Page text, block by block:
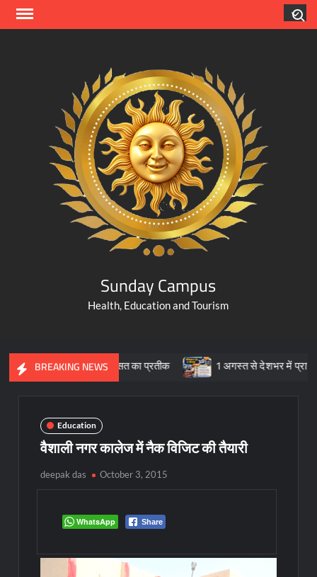
Skip
Sunday Campus
Health, Education and Tourism
BREAKING NEWS
विरासत का प्रतीक 1 अगस्त से देशभर में प्रारंभ हुआ
Education
वैशाली नगर कालेज में नैक विजिट की तैयारी
deepak das October 3, 2015
WhatsApp Share